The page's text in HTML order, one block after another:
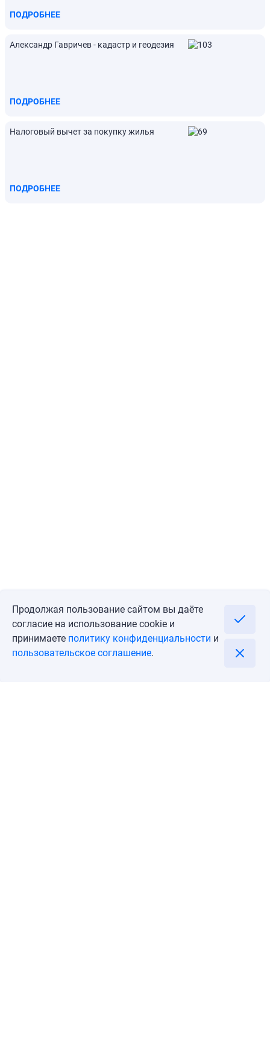
ПОДРОБНЕЕ
Александр Гавричев - кадастр и геодезия
ПОДРОБНЕЕ
Налоговый вычет за покупку жилья
ПОДРОБНЕЕ
Продолжая пользование сайтом вы даёте
согласие на использование cookie и
принимаете политику конфиденциальности и
пользовательское соглашение.